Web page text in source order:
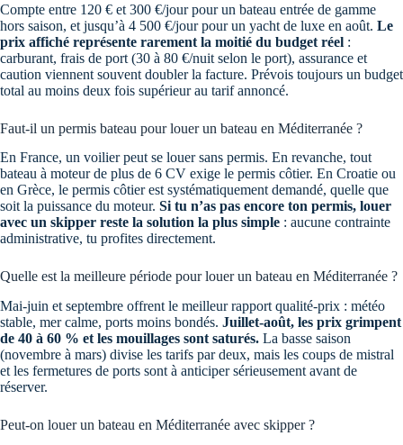
Compte entre 120 € et 300 €/jour pour un bateau entrée de gamme
hors saison, et jusqu’à 4 500 €/jour pour un yacht de luxe en août. Le
prix affiché représente rarement la moitié du budget réel :
carburant, frais de port (30 à 80 €/nuit selon le port), assurance et
caution viennent souvent doubler la facture. Prévois toujours un budget
total au moins deux fois supérieur au tarif annoncé.
Faut-il un permis bateau pour louer un bateau en Méditerranée ?
En France, un voilier peut se louer sans permis. En revanche, tout
bateau à moteur de plus de 6 CV exige le permis côtier. En Croatie ou
en Grèce, le permis côtier est systématiquement demandé, quelle que
soit la puissance du moteur. Si tu n’as pas encore ton permis, louer
avec un skipper reste la solution la plus simple : aucune contrainte
administrative, tu profites directement.
Quelle est la meilleure période pour louer un bateau en Méditerranée ?
Mai-juin et septembre offrent le meilleur rapport qualité-prix : météo
stable, mer calme, ports moins bondés. Juillet-août, les prix grimpent
de 40 à 60 % et les mouillages sont saturés. La basse saison
(novembre à mars) divise les tarifs par deux, mais les coups de mistral
et les fermetures de ports sont à anticiper sérieusement avant de
réserver.
Peut-on louer un bateau en Méditerranée avec skipper ?